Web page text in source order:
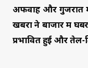
अफवाहें और गुजरात में
खबरों ने बाजार में
प्रभावित हुई और